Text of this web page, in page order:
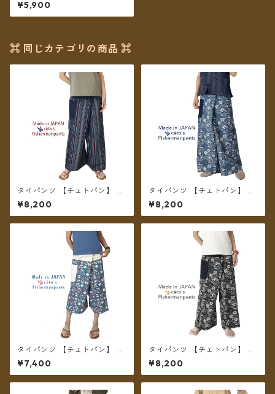
ツA
¥5,900
⌘ 同じカテゴリの商品 ⌘
タイパンツ 【チェトパン】 Fi
shermanpants-051 ＊メール
便送料無料＊
¥8,200
タイパンツ 【チェトパン】 Fi
shermanpants-054 ＊メー
ル便送料無料＊
¥8,200
タイパンツ 【チェトパン】 Fi
shermanpants-050 ＊メー
ル便送料無料＊
¥7,400
タイパンツ 【チェトパン】 Fi
shermanpants-053 ＊メール
便送料無料＊
¥8,200